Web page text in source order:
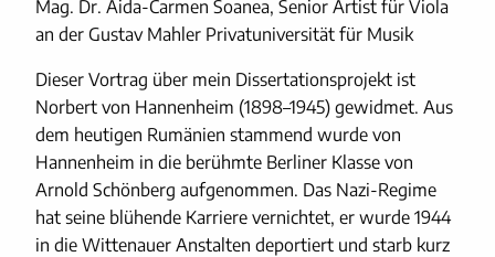
Mag. Dr. Aida-Carmen Soanea, Senior Artist für Viola
an der Gustav Mahler Privatuniversität für Musik
Dieser Vortrag über mein Dissertationsprojekt ist
Norbert von Hannenheim (1898–1945) gewidmet. Aus
dem heutigen Rumänien stammend wurde von
Hannenheim in die berühmte Berliner Klasse von
Arnold Schönberg aufgenommen. Das Nazi-Regime
hat seine blühende Karriere vernichtet, er wurde 1944
in die Wittenauer Anstalten deportiert und starb kurz